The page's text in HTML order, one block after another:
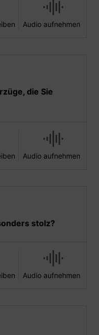
Audio aufnehmen
die Sie
Audio aufnehmen
stolz?
Audio aufnehmen